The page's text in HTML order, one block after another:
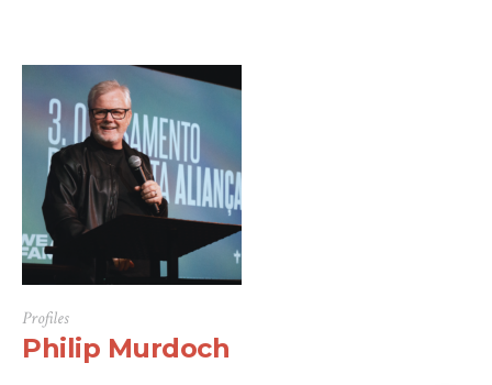
Profiles
Philip Murdoch